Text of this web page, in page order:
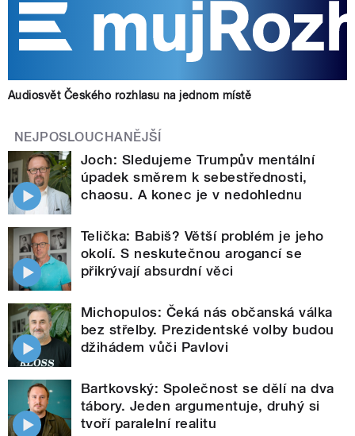
Audiosvět Českého rozhlasu na jednom místě
NEJPOSLOUCHANĚJŠÍ
Joch: Sledujeme Trumpův mentální
úpadek směrem k sebestřednosti,
chaosu. A konec je v nedohlednu
Telička: Babiš? Větší problém je jeho
okolí. S neskutečnou arogancí se
přikrývají absurdní věci
Michopulos: Čeká nás občanská válka
bez střelby. Prezidentské volby budou
džihádem vůči Pavlovi
Bartkovský: Společnost se dělí na dva
tábory. Jeden argumentuje, druhý si
tvoří paralelní realitu